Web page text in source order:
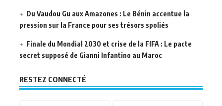
Du Vaudou Gu aux Amazones : Le Bénin accentue la
pression sur la France pour ses trésors spoliés
Finale du Mondial 2030 et crise de la FIFA : Le pacte
secret supposé de Gianni Infantino au Maroc
RESTEZ CONNECTÉ